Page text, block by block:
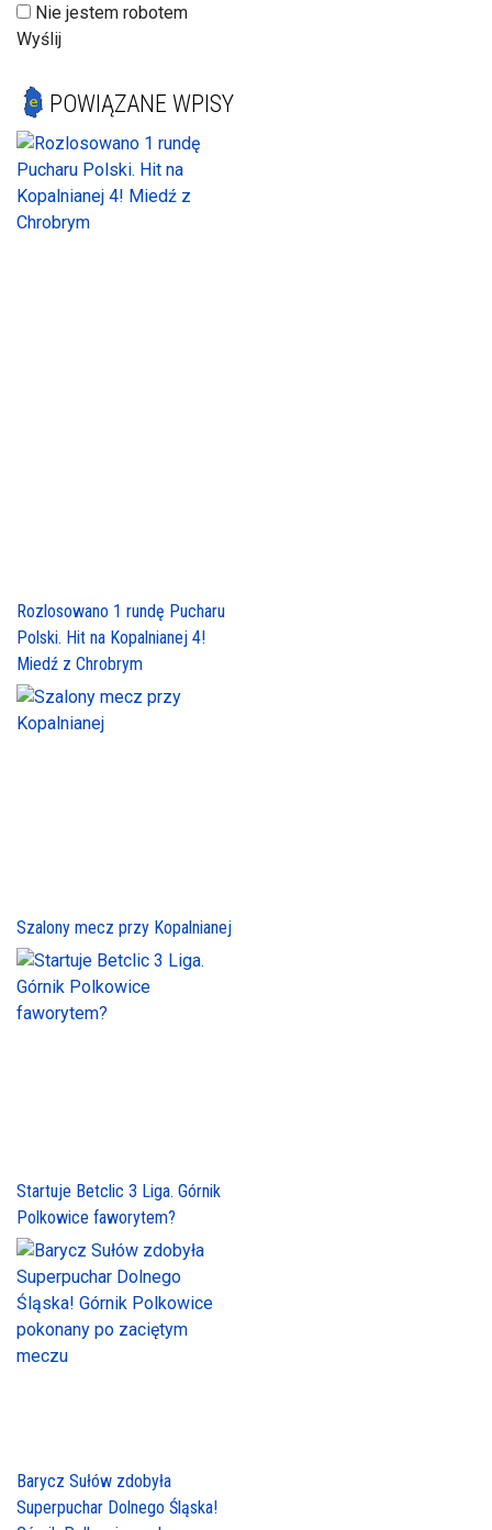
Nie jestem robotem
Wyślij
POWIĄZANE WPISY
Rozlosowano 1 rundę Pucharu
Polski. Hit na Kopalnianej 4!
Miedź z Chrobrym
Szalony mecz przy Kopalnianej
Startuje Betclic 3 Liga. Górnik
Polkowice faworytem?
Barycz Sułów zdobyła
Superpuchar Dolnego Śląska!